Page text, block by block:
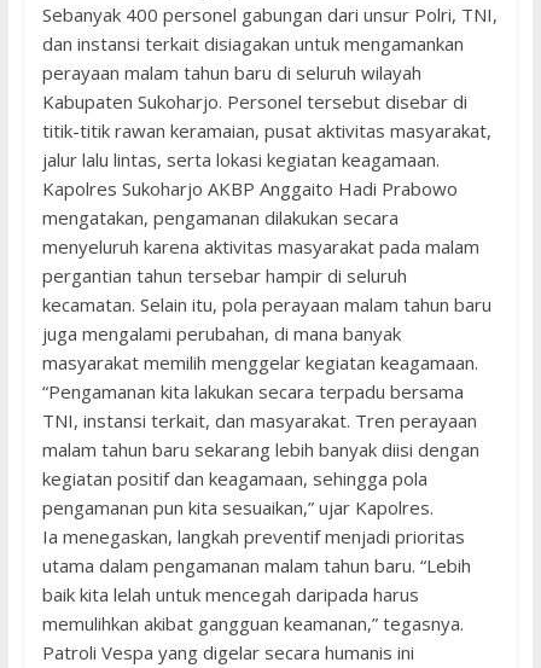
Sebanyak 400 personel gabungan dari unsur Polri, TNI,
dan instansi terkait disiagakan untuk mengamankan
perayaan malam tahun baru di seluruh wilayah
Kabupaten Sukoharjo. Personel tersebut disebar di
titik-titik rawan keramaian, pusat aktivitas masyarakat,
jalur lalu lintas, serta lokasi kegiatan keagamaan.
Kapolres Sukoharjo AKBP Anggaito Hadi Prabowo
mengatakan, pengamanan dilakukan secara
menyeluruh karena aktivitas masyarakat pada malam
pergantian tahun tersebar hampir di seluruh
kecamatan. Selain itu, pola perayaan malam tahun baru
juga mengalami perubahan, di mana banyak
masyarakat memilih menggelar kegiatan keagamaan.
“Pengamanan kita lakukan secara terpadu bersama
TNI, instansi terkait, dan masyarakat. Tren perayaan
malam tahun baru sekarang lebih banyak diisi dengan
kegiatan positif dan keagamaan, sehingga pola
pengamanan pun kita sesuaikan,” ujar Kapolres.
Ia menegaskan, langkah preventif menjadi prioritas
utama dalam pengamanan malam tahun baru. “Lebih
baik kita lelah untuk mencegah daripada harus
memulihkan akibat gangguan keamanan,” tegasnya.
Patroli Vespa yang digelar secara humanis ini